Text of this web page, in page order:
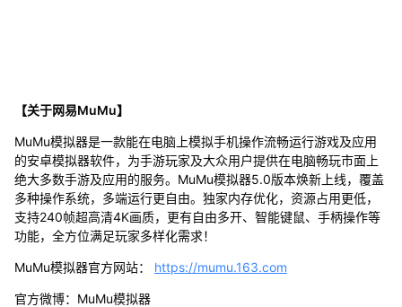
【关于网易MuMu】
MuMu模拟器是一款能在电脑上模拟手机操作流畅运行游戏及应用
的安卓模拟器软件，为手游玩家及大众用户提供在电脑畅玩市面上
绝大多数手游及应用的服务。MuMu模拟器5.0版本焕新上线，覆盖
多种操作系统，多端运行更自由。独家内存优化，资源占用更低，
支持240帧超高清4K画质，更有自由多开、智能键鼠、手柄操作等
功能，全方位满足玩家多样化需求！
MuMu模拟器官方网站： https://mumu.163.com
官方微博：MuMu模拟器